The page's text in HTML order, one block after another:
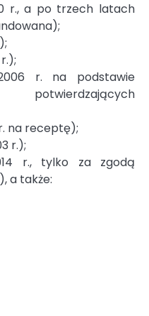
r., a po trzech latach
r. na podstawie
potwierdzających
na receptę);
r.);
r., tylko za zgodą
a także: